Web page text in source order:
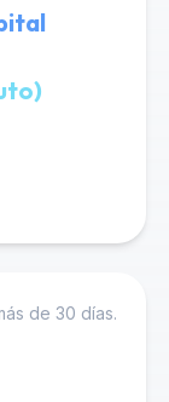
de 30 días.